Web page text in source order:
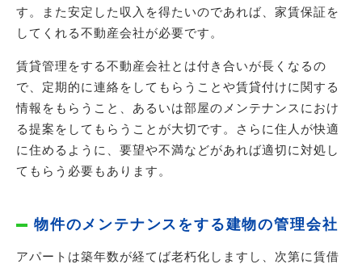
す。また安定した収入を得たいのであれば、家賃保証を
してくれる不動産会社が必要です。
賃貸管理をする不動産会社とは付き合いが長くなるの
で、定期的に連絡をしてもらうことや賃貸付けに関する
情報をもらうこと、あるいは部屋のメンテナンスにおけ
る提案をしてもらうことが大切です。さらに住人が快適
に住めるように、要望や不満などがあれば適切に対処し
てもらう必要もあります。
物件のメンテナンスをする建物の管理会社
アパートは築年数が経てば老朽化しますし、次第に賃借